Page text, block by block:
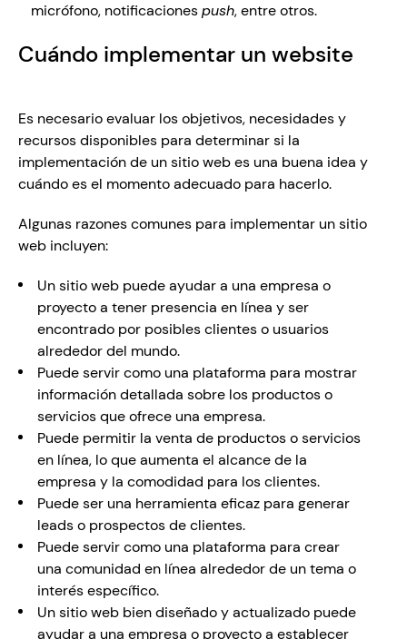
micrófono, notificaciones push, entre otros.
Cuándo implementar un website
Es necesario evaluar los objetivos, necesidades y
recursos disponibles para determinar si la
implementación de un sitio web es una buena idea y
cuándo es el momento adecuado para hacerlo.
Algunas razones comunes para implementar un sitio
web incluyen:
Un sitio web puede ayudar a una empresa o
proyecto a tener presencia en línea y ser
encontrado por posibles clientes o usuarios
alrededor del mundo.
Puede servir como una plataforma para mostrar
información detallada sobre los productos o
servicios que ofrece una empresa.
Puede permitir la venta de productos o servicios
en línea, lo que aumenta el alcance de la
empresa y la comodidad para los clientes.
Puede ser una herramienta eficaz para generar
leads o prospectos de clientes.
Puede servir como una plataforma para crear
una comunidad en línea alrededor de un tema o
interés específico.
Un sitio web bien diseñado y actualizado puede
ayudar a una empresa o proyecto a establecer